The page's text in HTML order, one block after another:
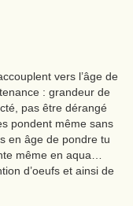
vers l’âge de
: grandeur de
pas être dérangé
pondent même sans
en âge de pondre tu
même en aqua…
d’oeufs et ainsi de